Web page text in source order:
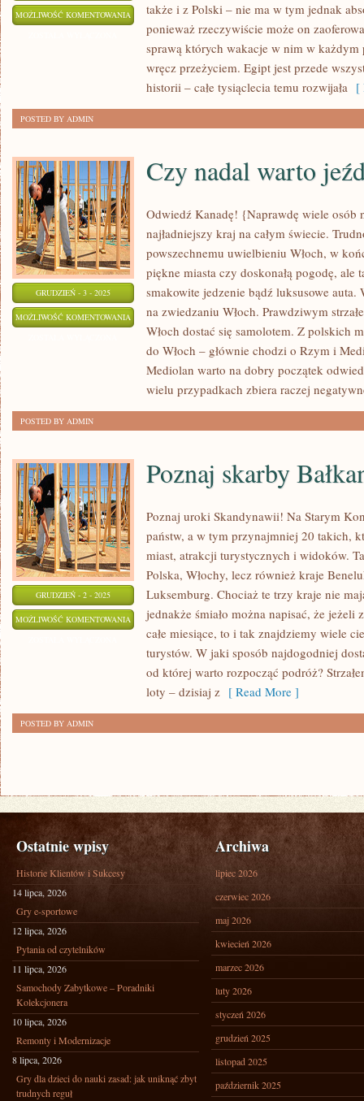
MOŻLIWOŚĆ KOMENTOWANIA ODKRYJ
PIĘKNO
ROSJI!
także i z Polski – nie ma w tym jednak
ponieważ rzeczywiście może on
sprawą których wakacje w nim w
wręcz przeżyciem. Egipt jest przede
historii – całe tysiąclecia temu rozwijała [
POSTED BY ADMIN
GRUDZIEŃ - 3 - 2025
MOŻLIWOŚĆ KOMENTOWANIA
NADAL
WARTO
JEŹDZIĆ
Czy nadal warto
Odwiedź Kanadę! {Naprawdę wiele osób
najładniejszy kraj na całym świecie.
powszechnemu uwielbieniu Włoch, w
piękne miasta czy doskonałą pogodę, ale
smakowite jedzenie bądź luksusowe
na zwiedzaniu Włoch. Prawdziwym
Włoch dostać się samolotem. Z polskich
do Włoch – głównie chodzi o Rzym i
Mediolan warto na dobry początek
wielu przypadkach zbiera raczej
POSTED BY ADMIN
GRUDZIEŃ - 2 - 2025
MOŻLIWOŚĆ KOMENTOWANIA POZNAJ
SKARBY
BAŁKANÓW
Poznaj skarby
Poznaj uroki Skandynawii! Na Starym
państw, a w tym przynajmniej 20 takich,
miast, atrakcji turystycznych i widoków.
Polska, Włochy, lecz również kraje
Luksemburg. Chociaż te trzy kraje nie
jednakże śmiało można napisać, że
całe miesiące, to i tak znajdziemy wiele
turystów. W jaki sposób najdogodniej
od której warto rozpocząć podróż?
loty – dzisiaj z [ Read More ]
POSTED BY ADMIN
Ostatnie wpisy
Historie Klientów i Sukcesy
14 lipca, 2026
Gry e-sportowe
12 lipca, 2026
Pytania od czytelników
11 lipca, 2026
Samochody Zabytkowe – Poradniki
Kolekcjonera
10 lipca, 2026
Remonty i Modernizacje
8 lipca, 2026
Gry dla dzieci do nauki zasad: jak uniknąć zbyt
trudnych reguł
Archiwa
lipiec 2026
czerwiec 2026
maj 2026
kwiecień 2026
marzec 2026
luty 2026
styczeń 2026
grudzień 2025
listopad 2025
październik 2025